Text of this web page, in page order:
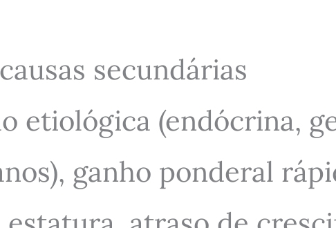
secundárias
etiológica (endócrina,
ganho ponderal